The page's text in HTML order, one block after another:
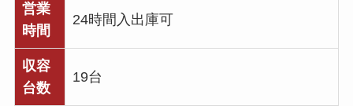
営業
時間
24時間入出庫可
収容
台数
19台